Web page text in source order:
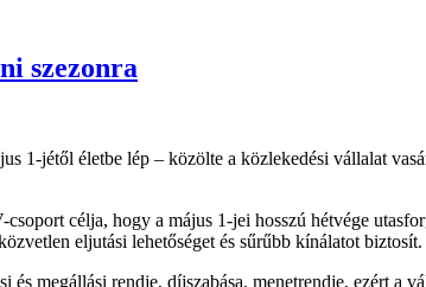
szezonra
1-jétől életbe lép – közölte a közlekedési vállalat
célja, hogy a május 1-jei hosszú hétvége
eljutási lehetőséget és sűrűbb kínálatot biztosít.
megállási rendje, díjszabása, menetrendje, ezért a